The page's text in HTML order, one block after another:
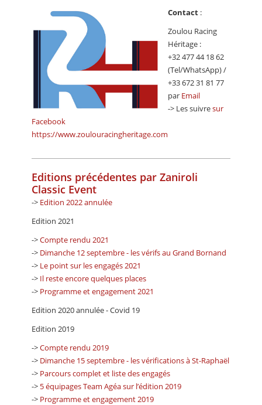
Contact :
Zoulou Racing
Héritage :
+32 477 44 18 62
(Tel/WhatsApp) /
+33 672 31 81 77
par Email
-> Les suivresur
Facebook
https://www.zoulouracingheritage.com
Editions précédentes par Zaniroli
Classic Event
-> Edition 2022 annulée
Edition 2021
->Compte rendu 2021
-> Dimanche 12 septembre - les vérifs au Grand Bornand
-> Le point sur les engagés 2021
-> Il reste encore quelques places
-> Programme et engagement 2021
Edition 2020 annulée - Covid 19
Edition 2019
->Compte rendu 2019
-> Dimanche 15 septembre - les vérifications à St-Raphaël
-> Parcours complet et liste des engagés
-> 5 équipages Team Agéa sur l’édition 2019
-> Programme et engagement 2019